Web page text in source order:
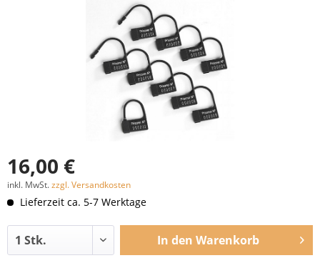
16,00 €
inkl. MwSt.zzgl. Versandkosten
Lieferzeit ca. 5-7 Werktage
In den Warenkorb